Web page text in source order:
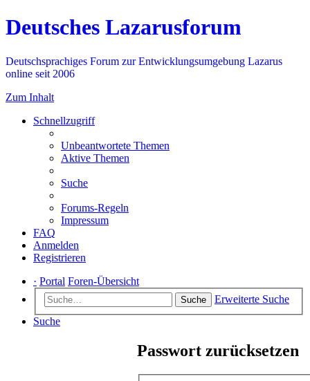
Deutsches Lazarusforum
Deutschsprachiges Forum zur Entwicklungsumgebung Lazarus
online seit 2006
Zum Inhalt
Schnellzugriff
Unbeantwortete Themen
Aktive Themen
Suche
Forums-Regeln
Impressum
FAQ
Anmelden
Registrieren
· Portal Foren-Übersicht
Suche
Erweiterte Suche
Suche
Passwort zurücksetzen